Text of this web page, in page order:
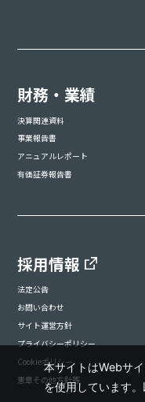
財務・業績
決算関連資料
事業報告書
アニュアルレポート
有価証券報告書
採用情報
法定公告
お問い合わせ
サイト運営方針
プライバシーポリシー
Cookieポリシー
憲章その他方針等
本サイトはWebサ
を使用しています